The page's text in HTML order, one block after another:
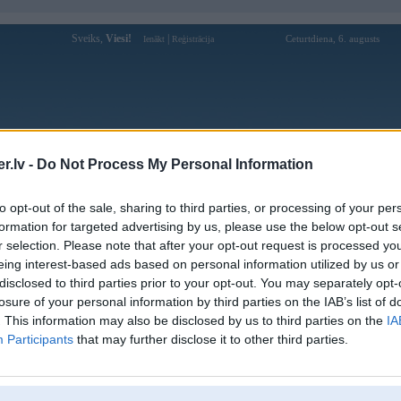
- Do Not Process My Personal Information
opt-out of the sale, sharing to third parties, or processing of your
for targeted advertising by us, please use the below opt-out
selection. Please note that after your opt-out request is processed
interest-based ads based on personal information utilized by us
to third parties prior to your opt-out. You may separately
of your personal information by third parties on the IAB’s list of
This information may also be disclosed by us to third parties on the
Participants that may further disclose it to other third parties.
Sveiks, Viesi! Ienākt Reģistrācija Ceturtdiena, 6. augusts
Forums Galerijas Reģistrācija Lietotāji
E38 kārbas kļūdas
Atbildēt
Ziņojums
06. Sep 2015, 12:00
Laba diena.
Iedarbinot auto un uzsākot braukt viss ir kārtībā,līdz brīdim kad uz paneļa
mašīna brauc itkā avārijas režīmā bet visi ātrumi slēdzās bez sitieniem un